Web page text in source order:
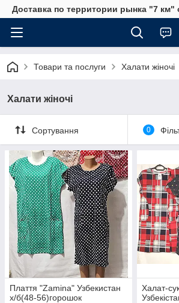
Доставка по территории рынка "7
Товари та послуги Халати жіночі
Халати жіночі
Сортування 0
Плаття "Zamina" Узбекистан
х/б(48-56)горошок
Халат-